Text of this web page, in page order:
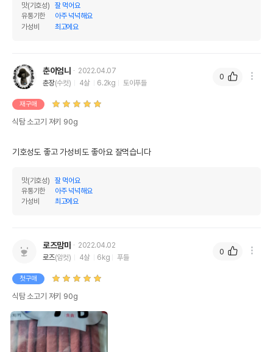
맛(기호성)
잘 먹어요
유통기한
아주 넉넉해요
가성비
최고에요
춘이엄니
2022.04.07
춘장(수컷) 4살 6.2kg 토이푸들
재구매
식탐 소고기 져키 90g
기호성도 좋고 가성비도 좋아요 잘먹습니다
맛(기호성)
잘 먹어요
유통기한
아주 넉넉해요
가성비
최고에요
0
로즈맘마
2022.04.02
로즈(암컷) 4살 6kg 푸들
첫구매
식탐 소고기 져키 90g
0